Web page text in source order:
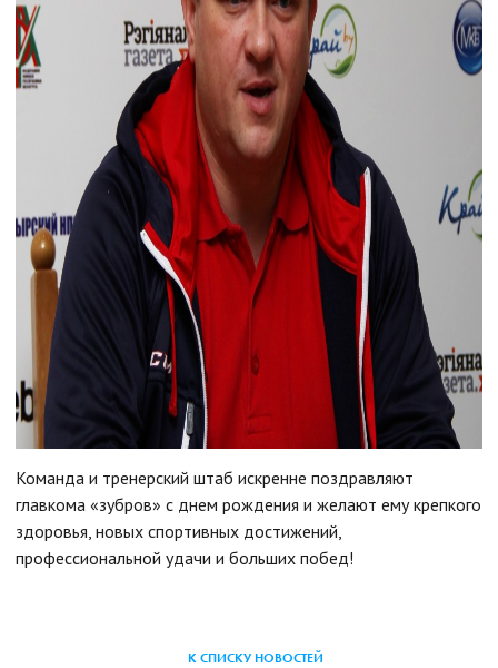
Команда и тренерский штаб искренне поздравляют
главкома «зубров» с днем рождения и желают ему крепкого
здоровья, новых спортивных достижений,
профессиональной удачи и больших побед!
К СПИСКУ НОВОСТЕЙ